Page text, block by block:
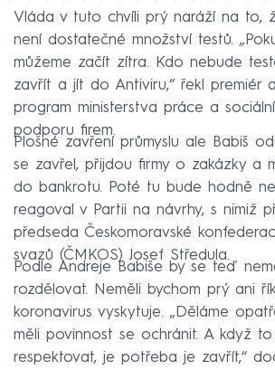
Vláda v tuto chvíli prý naráží na to,
není dostatečné množství testů.
můžeme začít zítra. Kdo nebude
zavřít a jít do Antiviru,“ řekl premiér
program ministerstva práce a
podporu firem.
Plošné zavření průmyslu ale Babiš
se zavřel, přijdou firmy o zakázky a
do bankrotu. Poté tu bude hodně
reagoval v Partii na návrhy, s nimiž
předseda Českomoravské
svazů (ČMKOS) Josef Středula.
Podle Andreje Babiše by se teď
rozdělovat. Neměli bychom prý ani
koronavirus vyskytuje. „Děláme
měli povinnost se ochránit. A když
respektovat, je potřeba je zavřít,“